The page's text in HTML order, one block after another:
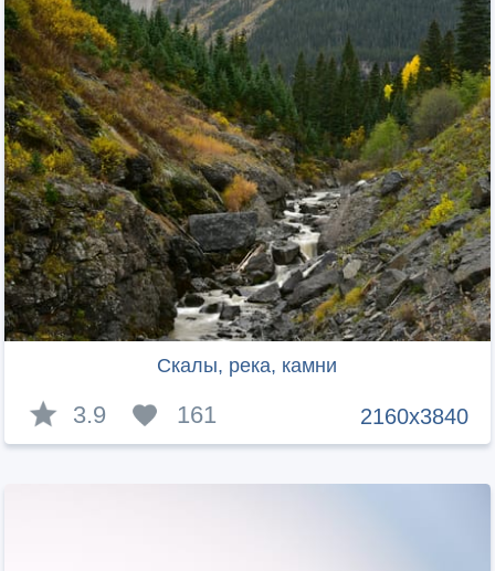
Скалы, река, камни
2160x3840
3.9 161